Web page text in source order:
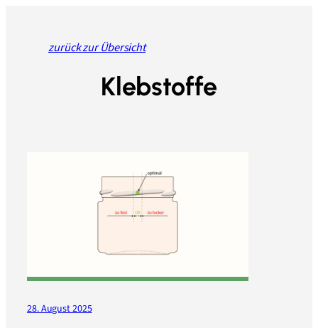
zurück zur Übersicht
Klebstoffe
28. August 2025